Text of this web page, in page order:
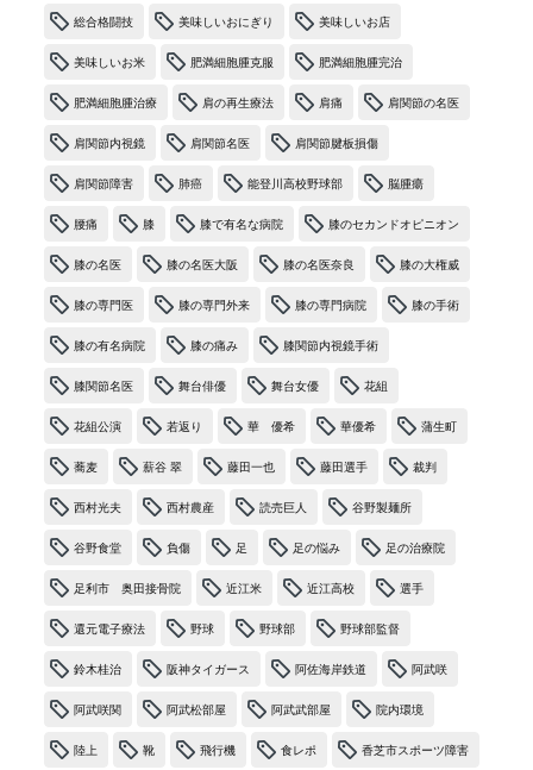
総合格闘技 美味しいおにぎり 美味しいお店
美味しいお米 肥満細胞腫克服 肥満細胞腫完治
肥満細胞腫治療 肩の再生療法 肩痛 肩関節の名医
肩関節内視鏡 肩関節名医 肩関節腱板損傷
肩関節障害 肺癌 能登川高校野球部 脳腫瘍
腰痛 膝 膝で有名な病院 膝のセカンドオピニオン
膝の名医 膝の名医大阪 膝の名医奈良 膝の大権威
膝の専門医 膝の専門外来 膝の専門病院 膝の手術
膝の有名病院 膝の痛み 膝関節内視鏡手術
膝関節名医 舞台俳優 舞台女優 花組
花組公演 若返り 華 優希 華優希 蒲生町
蕎麦 薪谷 翠 藤田一也 藤田選手 裁判
西村光夫 西村農産 読売巨人 谷野製麺所
谷野食堂 負傷 足 足の悩み 足の治療院
足利市 奥田接骨院 近江米 近江高校 選手
還元電子療法 野球 野球部 野球部監督
鈴木桂治 阪神タイガース 阿佐海岸鉄道 阿武咲
阿武咲関 阿武松部屋 阿武武部屋 院内環境
陸上 靴 飛行機 食レポ 香芝市スポーツ障害